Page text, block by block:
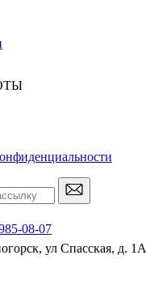
08-07
ул Спасская, д. 1А